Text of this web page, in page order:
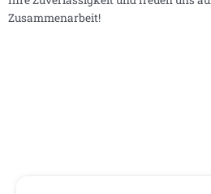
Zusammenarbeit!